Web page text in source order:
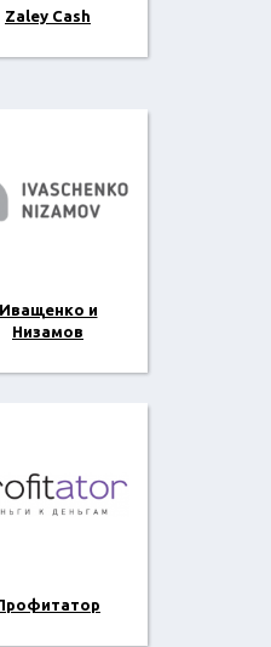
Zaley Cash
Иващенко и
Низамов